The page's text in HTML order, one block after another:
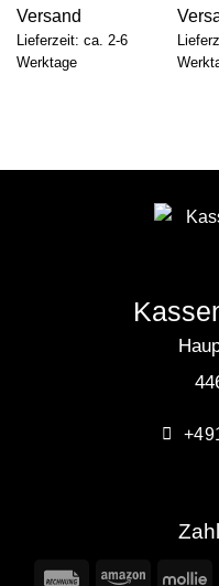
Versand
Lieferzeit: ca. 2-6
Werktage
RechungAmazon